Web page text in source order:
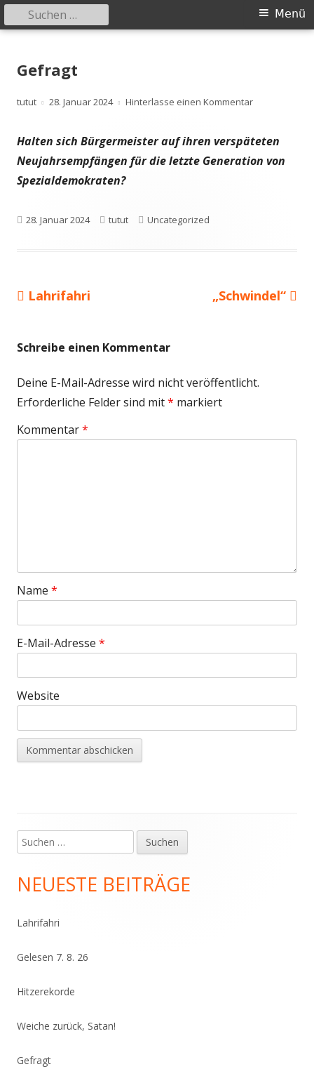
zum
Primäres
Menü
Suchen
nach:
Gefragt
Autor
tutut
Veröffentlicht
28. Januar 2024 Hinterlasse einen Kommentarzu Gefragt
Halten sich Bürgermeister auf ihren verspäteten
Neujahrsempfängen für die letzte Generation von
Spezialdemokraten?
Veröffentlicht
28. Januar 2024 Autor
tutut Kategorien
Uncategorized
Beitragsnavigation
Vorheriger
Lahrifahri
Nächster
„Schwindel“
Schreibe einen Kommentar
Deine E-Mail-Adresse wird nicht veröffentlicht.
Erforderliche Felder sind mit* markiert
Kommentar*
Name *
E-Mail-Adresse *
Website
Haupt-
Seitenleiste
Suchen
nach:
NEUESTE BEITRÄGE
Lahrifahri
Gelesen 7. 8. 26
Hitzerekorde
Weiche zurück, Satan!
Gefragt